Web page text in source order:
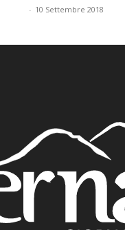
- 10 Settembre 2018